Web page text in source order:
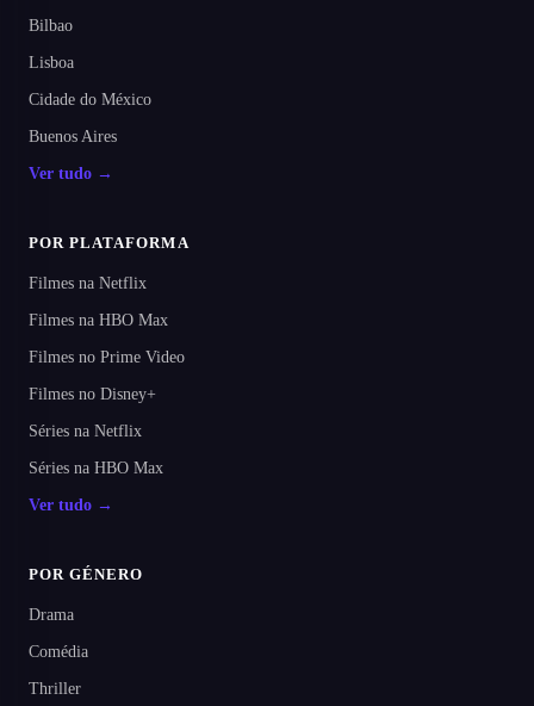
Bilbao
Lisboa
Cidade do México
Buenos Aires
Ver tudo →
POR PLATAFORMA
Filmes na Netflix
Filmes na HBO Max
Filmes no Prime Video
Filmes no Disney+
Séries na Netflix
Séries na HBO Max
Ver tudo →
POR GÉNERO
Drama
Comédia
Thriller